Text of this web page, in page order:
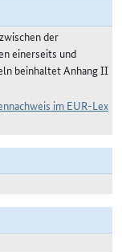
der
einerseits und
beinhaltet Anhang II
im EUR-Lex